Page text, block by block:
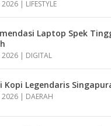
2026 | LIFESTYLE
Laptop Spek
2026 | DIGITAL
Kopi Legendaris
2026 | DAERAH